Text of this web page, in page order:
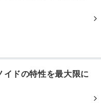
ドの特性を最大限に